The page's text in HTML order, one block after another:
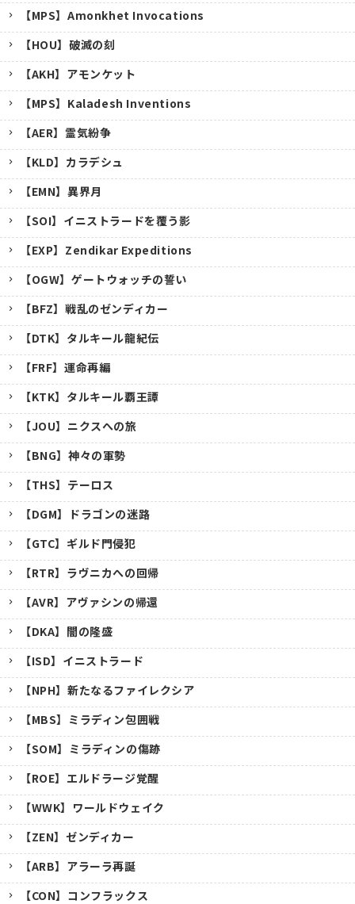
【MPS】Amonkhet Invocations
【HOU】破滅の刻
【AKH】アモンケット
【MPS】Kaladesh Inventions
【AER】霊気紛争
【KLD】カラデシュ
【EMN】異界月
【SOI】イニストラードを覆う影
【EXP】Zendikar Expeditions
【OGW】ゲートウォッチの誓い
【BFZ】戦乱のゼンディカー
【DTK】タルキール龍紀伝
【FRF】運命再編
【KTK】タルキール覇王譚
【JOU】ニクスへの旅
【BNG】神々の軍勢
【THS】テーロス
【DGM】ドラゴンの迷路
【GTC】ギルド門侵犯
【RTR】ラヴニカへの回帰
【AVR】アヴァシンの帰還
【DKA】闇の隆盛
【ISD】イニストラード
【NPH】新たなるファイレクシア
【MBS】ミラディン包囲戦
【SOM】ミラディンの傷跡
【ROE】エルドラージ覚醒
【WWK】ワールドウェイク
【ZEN】ゼンディカー
【ARB】アラーラ再誕
【CON】コンフラックス